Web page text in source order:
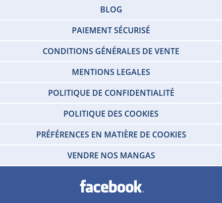
BLOG
PAIEMENT SÉCURISÉ
CONDITIONS GÉNÉRALES DE VENTE
MENTIONS LEGALES
POLITIQUE DE CONFIDENTIALITÉ
POLITIQUE DES COOKIES
PRÉFÉRENCES EN MATIÈRE DE COOKIES
VENDRE NOS MANGAS